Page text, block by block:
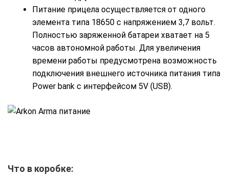
Питание прицела осуществляется от одного
элемента типа 18650 с напряжением 3,7 вольт.
Полностью заряженной батареи хватает на 5
часов автономной работы. Для увеличения
времени работы предусмотрена возможность
подключения внешнего источника питания типа
Power bank с интерфейсом 5V (USB).
Что в коробке: